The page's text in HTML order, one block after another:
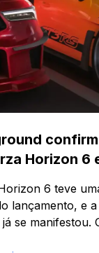
Horizon 6
6 teve
lançamento, e
já se manifestou.